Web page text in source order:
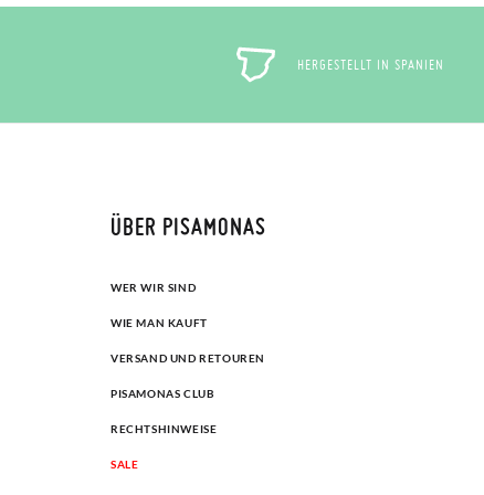
HERGESTELLT IN SPANIEN
ÜBER PISAMONAS
WER WIR SIND
WIE MAN KAUFT
VERSAND UND RETOUREN
PISAMONAS CLUB
RECHTSHINWEISE
SALE